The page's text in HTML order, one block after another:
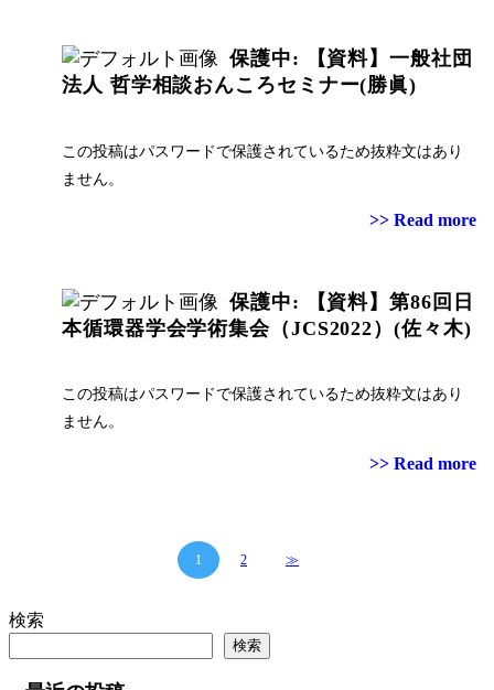
保護中: 【資料】一般社団
法人 哲学相談おんころセミナー(勝眞)
この投稿はパスワードで保護されているため抜粋文はあり
ません。
>> Read more
保護中: 【資料】第86回日
本循環器学会学術集会（JCS2022）(佐々木)
この投稿はパスワードで保護されているため抜粋文はあり
ません。
>> Read more
1 2 ≫
検索
検索